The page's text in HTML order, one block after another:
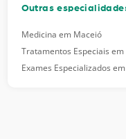
Outras
Medicina em Maceió
Tratamentos Especiais
Exames Especializados